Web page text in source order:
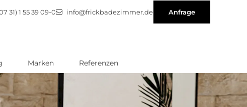
31) 1 55 39 09-0 info@frickbadezimmer.de Anfrage
Marken Referenzen